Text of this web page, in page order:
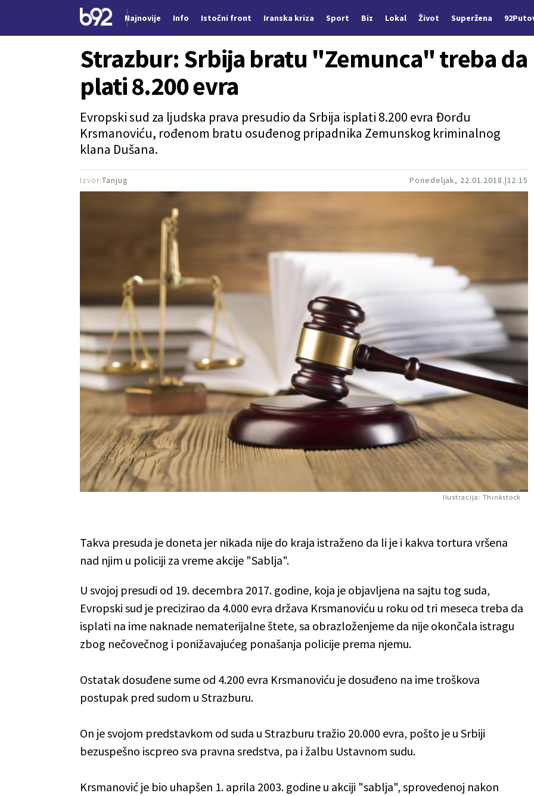
Najnovije Info Istočni front Iranska kriza Sport Biz Lokal Život Superžena
Ponedeljak, 22.01.2018. 12:15
Strazbur: Srbija bratu "Zemunca" treba da
plati 8.200 evra
Evropski sud za ljudska prava presudio da Srbija isplati 8.200 evra Ðorđu
Krsmanoviću, rođenom bratu osuđenog pripadnika Zemunskog kriminalnog
klana Dušana.
Izvor:Tanjug
Ilustracija: Thinkstock
Takva presuda je doneta jer nikada nije do kraja istraženo da li je i kakva tortura vršena
nad njim u policiji za vreme akcije "Sablja".
U svojoj presudi od 19. decembra 2017. godine, koja je objavljena na sajtu tog suda,
Evropski sud je precizirao da 4.000 evra država Krsmanoviću u roku od tri meseca treba da
isplati na ime naknade nematerijalne štete, sa obrazloženjeme da nije okončala istragu
zbog nečovečnog i ponižavajućeg ponašanja policije prema njemu.
Ostatak dosuđene sume od 4.200 evra Krsmanoviću je dosuđeno na ime troškova
postupak pred sudom u Strazburu.
On je svojom predstavkom od suda u Strazburu tražio 20.000 evra, pošto je u Srbiji
bezuspešno iscpreo sva pravna sredstva, pa i žalbu Ustavnom sudu.
Krsmanović je bio uhapšen 1. aprila 2003. godine u akciji "sablja", sprovedenoj nakon